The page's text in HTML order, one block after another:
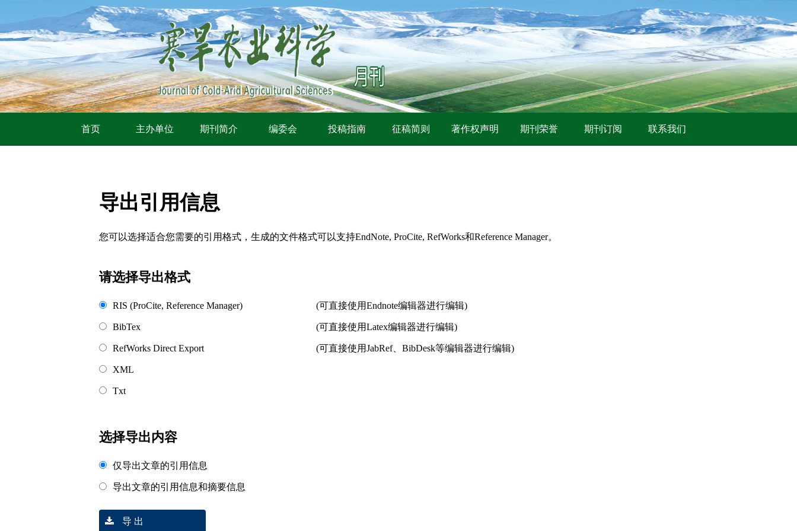
首页 主办单位 期刊简介 编委会 投稿指南 征稿简则 著作权声明 期刊荣誉 期刊订阅 联系我们
导出引用信息
您可以选择适合您需要的引用格式，生成的文件格式可以支持EndNote, ProCite, RefWorks和Reference Manager。
请选择导出格式
RIS (ProCite, Reference Manager) (可直接使用Endnote编辑器进行编辑)
BibTex (可直接使用Latex编辑器进行编辑)
RefWorks Direct Export (可直接使用JabRef、BibDesk等编辑器进行编辑)
XML
Txt
选择导出内容
仅导出文章的引用信息
导出文章的引用信息和摘要信息
导 出